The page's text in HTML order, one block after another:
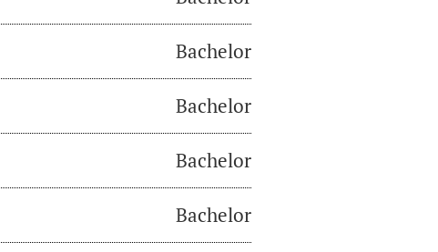
Bachelor
Bachelor
Bachelor
Bachelor